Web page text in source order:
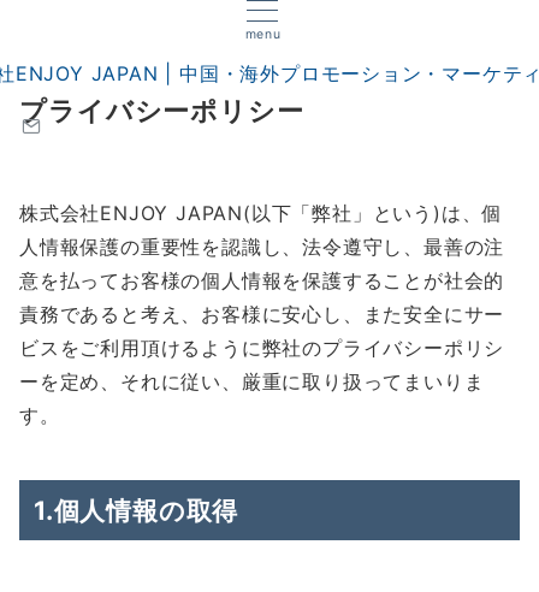
menu
プライバシーポリシー
株式会社ENJOY JAPAN(以下「弊社」という)は、個
人情報保護の重要性を認識し、法令遵守し、最善の注
意を払ってお客様の個人情報を保護することが社会的
責務であると考え、お客様に安心し、また安全にサー
ビスをご利用頂けるように弊社のプライバシーポリシ
ーを定め、それに従い、厳重に取り扱ってまいりま
す。
1.個人情報の取得